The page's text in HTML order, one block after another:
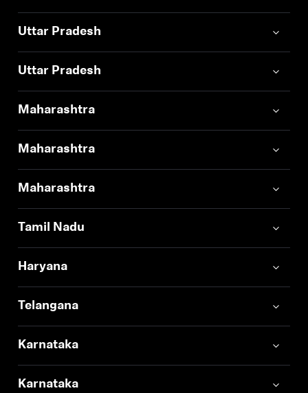
Uttar Pradesh
Uttar Pradesh
Maharashtra
Maharashtra
Maharashtra
Tamil Nadu
Haryana
Telangana
Karnataka
Karnataka